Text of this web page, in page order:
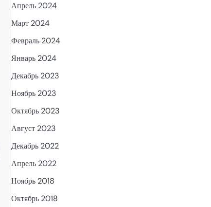
Апрель 2024
Март 2024
Февраль 2024
Январь 2024
Декабрь 2023
Ноябрь 2023
Октябрь 2023
Август 2023
Декабрь 2022
Апрель 2022
Ноябрь 2018
Октябрь 2018